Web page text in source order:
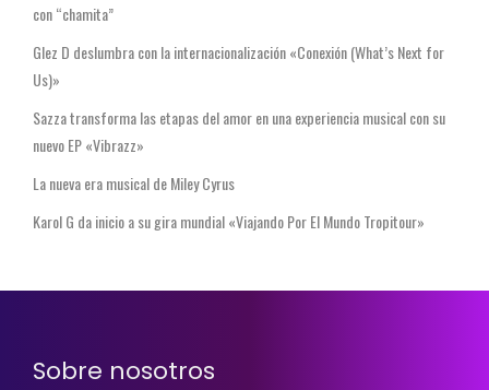
con “chamita”
Glez D deslumbra con la internacionalización «Conexión (What’s Next for
Us)»
Sazza transforma las etapas del amor en una experiencia musical con su
nuevo EP «Vibrazz»
La nueva era musical de Miley Cyrus
Karol G da inicio a su gira mundial «Viajando Por El Mundo Tropitour»
Sobre nosotros